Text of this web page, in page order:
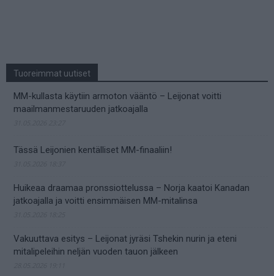
Tuoreimmat uutiset
MM-kullasta käytiin armoton vääntö – Leijonat voitti
maailmanmestaruuden jatkoajalla
Tässä Leijonien kentälliset MM-finaaliin!
Huikeaa draamaa pronssiottelussa – Norja kaatoi Kanadan
jatkoajalla ja voitti ensimmäisen MM-mitalinsa
Vakuuttava esitys – Leijonat jyräsi Tshekin nurin ja eteni
mitalipeleihin neljän vuoden tauon jälkeen